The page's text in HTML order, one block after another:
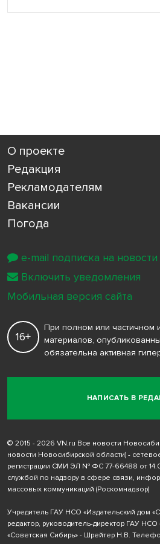
О проекте
Редакция
Рекламодателям
Вакансии
Погода
НАПИСАТЬ В
16+
При полном или частичном
материалов,
обязательна активная
© 2015 - 2026 VN.ru Все новости
новости Новосибирской области) -
регистрации СМИ ЭЛ № ФС 77-66488 от
службой по надзору в сфере связи,
массовых коммуникаций (Роскомнадзор)
Учредитель ГАУ НСО «Издательский дом
редактор, руководитель-директор ГАУ НСО
«Советская Сибирь» - Шрейтер Н.В.
e-mail подписка на новости
Включить уведомления
Мобильная версия сайта